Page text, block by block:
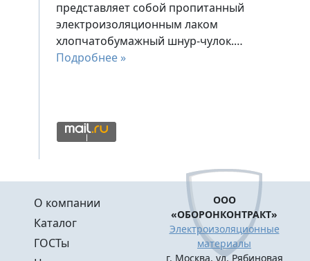
представляет собой пропитанный
электроизоляционным лаком
хлопчатобумажный шнур-чулок.…
Подробнее »
Меню в подвале
О компании
Каталог
ГОСТы
ООО
«ОБОРОНКОНТРАКТ»
Электроизоляционные
материалы
г. Москва, ул. Рябиновая